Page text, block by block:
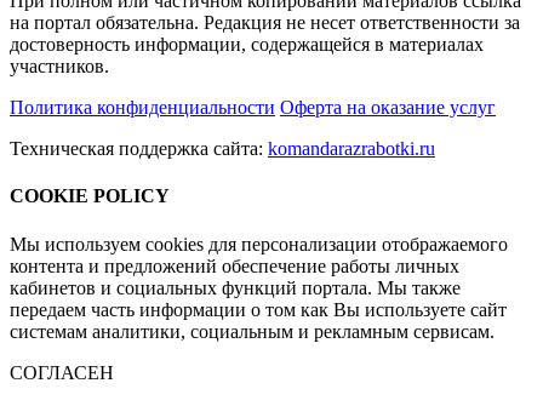
на портал обязательна. Редакция не несет ответственности за
достоверность информации, содержащейся в материалах
участников.
Политика конфиденциальности Оферта на оказание услуг
Техническая поддержка сайта: komandarazrabotki.ru
COOKIE POLICY
Мы используем cookies для персонализации отображаемого
контента и предложений обеспечение работы личных
кабинетов и социальных функций портала. Мы также
передаем часть информации о том как Вы используете сайт
системам аналитики, социальным и рекламным сервисам.
СОГЛАСЕН